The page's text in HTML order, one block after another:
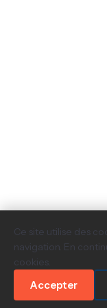
Ce site utilise des
navigation. En
cookies.
Accepter